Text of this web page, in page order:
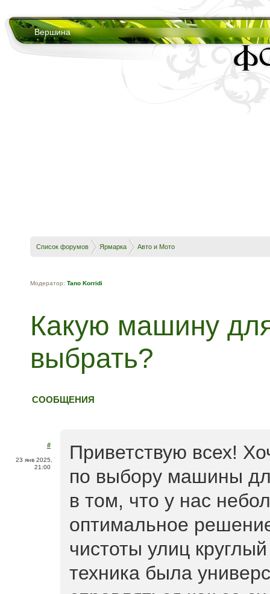
Вершина
Список форумов Ярмарка Авто и Мото
Модератор: Tano Korridi
Какую машину
выбрать?
СООБЩЕНИЯ
#
23 янв 2025,
21:00
Приветствую всех!
по выбору машины
в том, что у нас
оптимальное
чистоты улиц
техника была